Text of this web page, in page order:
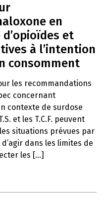
en
et
à l’intention
consomment
les recommandations
concernant
contexte de surdose
et les T.C.F. peuvent
situations prévues par
dans les limites de
les [...]